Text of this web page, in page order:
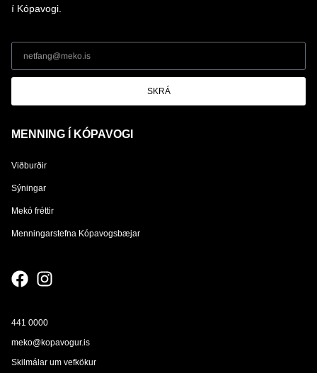
í Kópavogi.
SKRÁ
MENNING Í KÓPAVOGI
Viðburðir
Sýningar
Mekó fréttir
Menningarstefna Kópavogsbæjar
441 0000
meko@kopavogur.is
Skilmálar um vefkökur